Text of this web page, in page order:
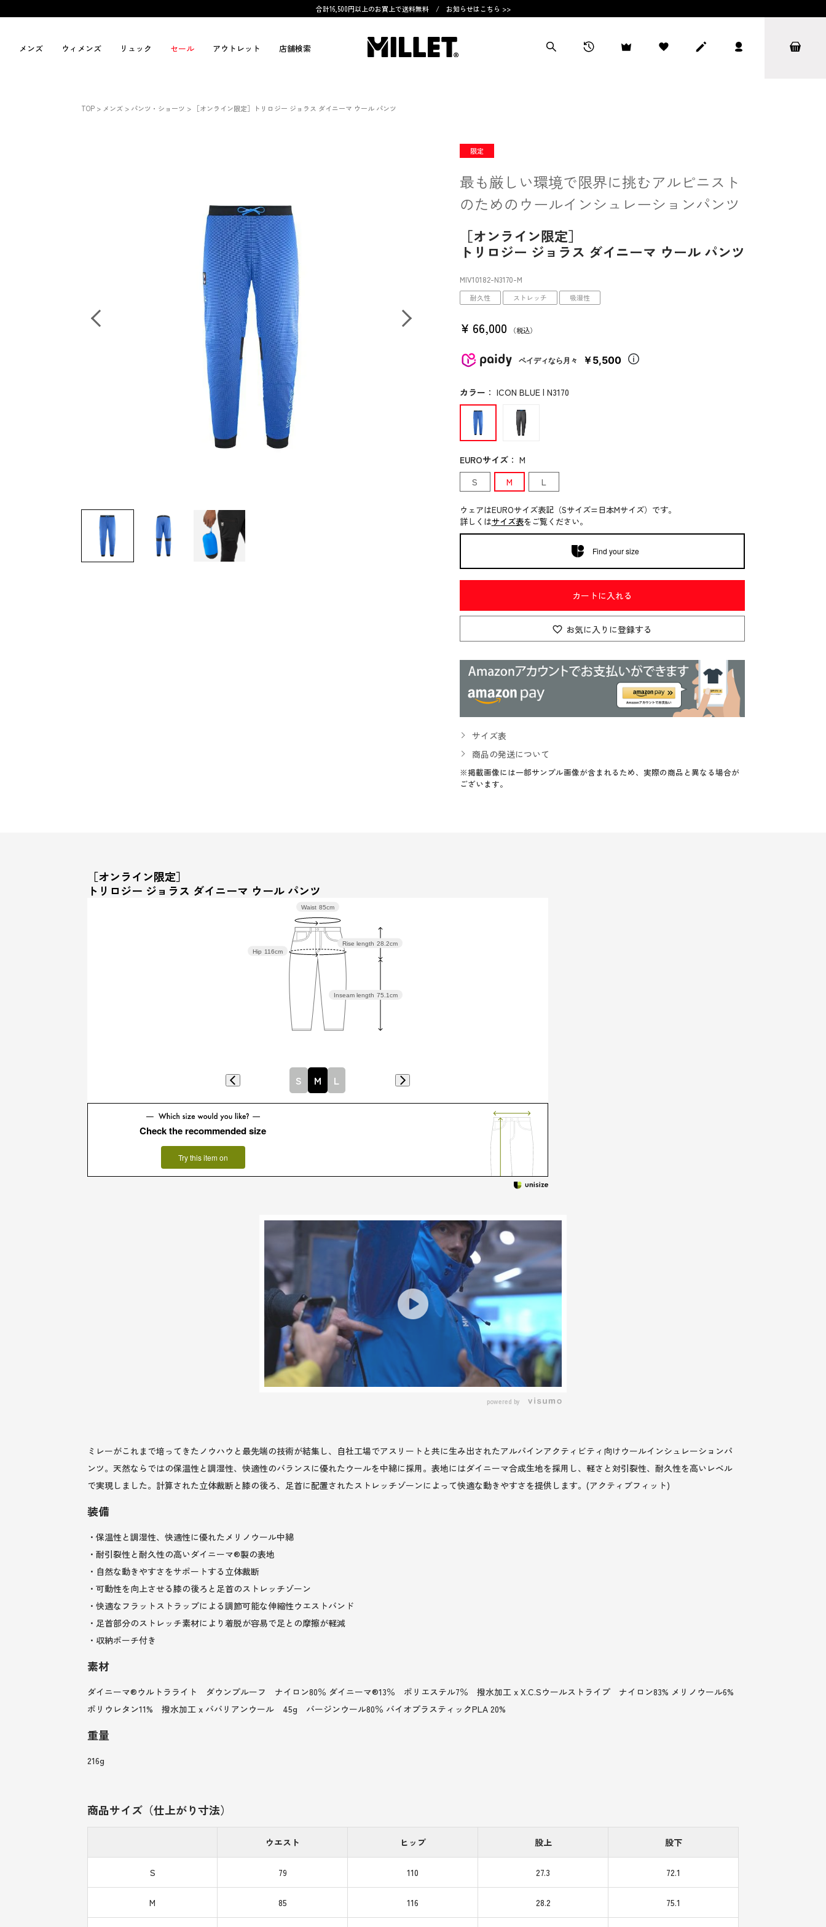
合計16,500円以上のお買上で送料無料 / お知らせはこちら >>
メンズ ウィメンズ リュック セール アウトレット 店舗検索
TOP メンズ パンツ・ショーツ ［オンライン限定］トリロジー ジョラス ダイニーマ ウール パンツ
最も厳しい環境で限界に挑むアルピニスト
のためのウールインシュレーションパンツ
［オンライン限定］
トリロジー ジョラス ダイニーマ ウール パンツ
MIV10182-N3170-M
限定
耐久性 ストレッチ 吸湿性
¥ 66,000 税込
ペイディなら月々 ￥5,500
カラー ： ICON BLUE | N3170
EUROサイズ： M
S
M L
ウェアはEUROサイズ表記（Sサイズ=日本Mサイズ）です。
詳しくはサイズ表をご覧ください。
Find your size
カートに入れる
お気に入りに登録する
サイズ表
商品の発送について
※掲載画像には一部サンプル画像が含まれるため、実際の商品と異なる場合が
ございます。
［オンライン限定］
トリロジー ジョラス ダイニーマ ウール パンツ
Inseam length 75.1cm
Rise length 28.2cm
Hip 116cm
Waist 85cm
S M L
Check the recommended size
Try this item on
powered by
ミレーがこれまで培ってきたノウハウと最先端の技術が結集し、自社工場でアスリートと共に生み出されたアルパインアクティビティ向けウールインシュレーションパ
ンツ。天然ならではの保温性と調湿性、快適性のバランスに優れたウールを中綿に採用。表地にはダイニーマ合成生地を採用し、軽さと対引裂性、耐久性を高いレベル
で実現しました。計算された立体裁断と膝の後ろ、足首に配置されたストレッチゾーンによって快適な動きやすさを提供します。(アクティブフィット)
装備
・保温性と調湿性、快適性に優れたメリノウール中綿
・耐引裂性と耐久性の高いダイニーマ®製の表地
・自然な動きやすさをサポートする立体裁断
・可動性を向上させる膝の後ろと足首のストレッチゾーン
・快適なフラットストラップによる調節可能な伸縮性ウエストバンド
・足首部分のストレッチ素材により着脱が容易で足との摩擦が軽減
・収納ポーチ付き
素材
ダイニーマ®ウルトラライト ダウンプルーフ ナイロン80％ ダイニーマ®13％ ポリエステル7％ 撥水加工 x X.C.Sウールストライプ ナイロン83% メリノウール6%
ポリウレタン11% 撥水加工 x ババリアンウール 45g バージンウール80％ バイオプラスティックPLA 20%
重量
216g
商品サイズ（仕上がり寸法）
ウエスト ヒップ 股上 股下
S 79 110 27.3 72.1
M 85 116 28.2 75.1